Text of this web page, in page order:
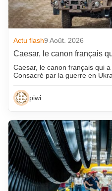
Actu flash9 Août. 2026
Caesar, le canon français
Caesar, le canon français qui
Consacré par la guerre en
piwi